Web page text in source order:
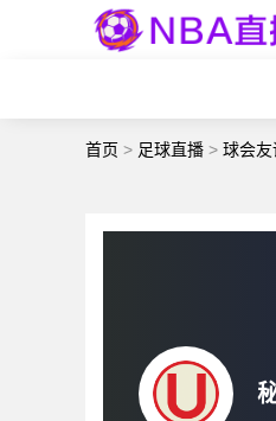
首页 > 足球直播 > 球会友